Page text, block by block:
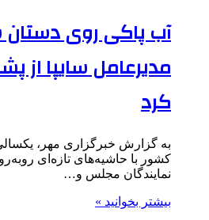
آب پاکی روی دستان
مدیرعامل سایپا از
کرد
به گزارش خبرگزاری مهر،
کشور با حاشیه‌های تازه‌ای
نمایندگان مجلس و…
بیشتر بخوانید »